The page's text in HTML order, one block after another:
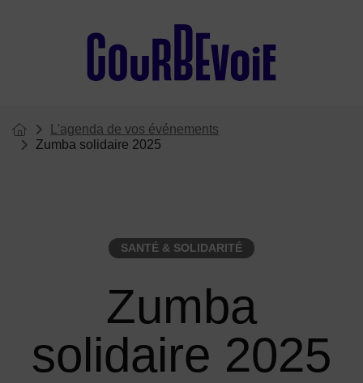
Vous êtes ici :
Page d'accueil du site
L'agenda de vos événements
Zumba solidaire 2025
Zumba
solidaire 2025
SANTÉ & SOLIDARITÉ